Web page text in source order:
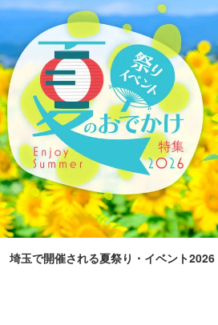
埼玉で開催される夏祭り・イベント2026